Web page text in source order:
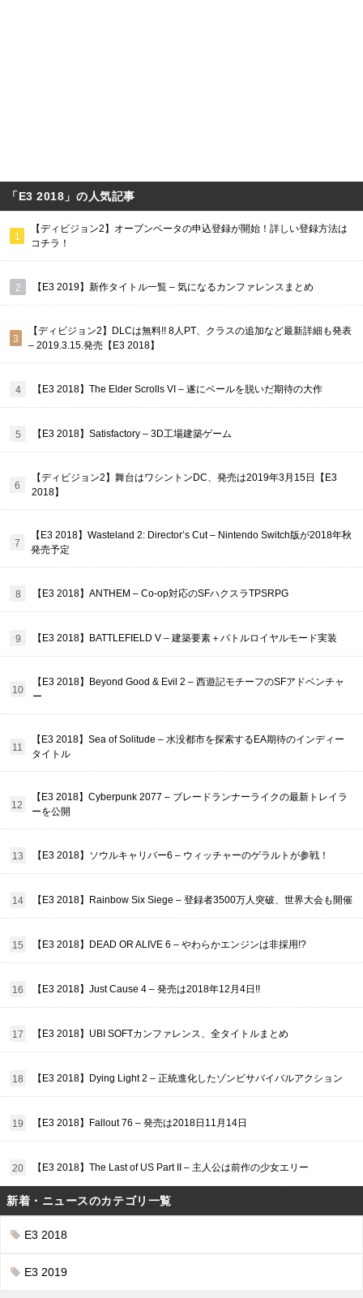
「E3 2018」の人気記事
【ディビジョン2】オープンベータの申込登録が開始！詳しい登録方法は
コチラ！
【E3 2019】新作タイトル一覧 – 気になるカンファレンスまとめ
【ディビジョン2】DLCは無料!! 8人PT、クラスの追加など最新詳細も発表
– 2019.3.15.発売【E3 2018】
【E3 2018】The Elder Scrolls VI – 遂にベールを脱いだ期待の大作
【E3 2018】Satisfactory – 3D工場建築ゲーム
【ディビジョン2】舞台はワシントンDC、発売は2019年3月15日【E3
2018】
【E3 2018】Wasteland 2: Director’s Cut – Nintendo Switch版が2018年秋
発売予定
【E3 2018】ANTHEM – Co-op対応のSFハクスラTPSRPG
【E3 2018】BATTLEFIELD V – 建築要素＋バトルロイヤルモード実装
【E3 2018】Beyond Good & Evil 2 – 西遊記モチーフのSFアドベンチャ
ー
【E3 2018】Sea of Solitude – 水没都市を探索するEA期待のインディー
タイトル
【E3 2018】Cyberpunk 2077 – ブレードランナーライクの最新トレイラ
ーを公開
【E3 2018】ソウルキャリバー6 – ウィッチャーのゲラルトが参戦！
【E3 2018】Rainbow Six Siege – 登録者3500万人突破、世界大会も開催
【E3 2018】DEAD OR ALIVE 6 – やわらかエンジンは非採用!?
【E3 2018】Just Cause 4 – 発売は2018年12月4日!!
【E3 2018】UBI SOFTカンファレンス、全タイトルまとめ
【E3 2018】Dying Light 2 – 正統進化したゾンビサバイバルアクション
【E3 2018】Fallout 76 – 発売は2018日11月14日
【E3 2018】The Last of US Part II – 主人公は前作の少女エリー
新着・ニュースのカテゴリ一覧
E3 2018
E3 2019